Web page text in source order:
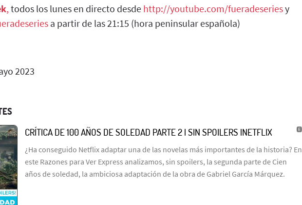
, todos los lunes en directo desde http://youtube.com/fueradeseriesy
a partir de las 21:15 (hora peninsular española)
2023
CRÍTICA DE 100 AÑOS DE SOLEDAD PARTE 2 | SIN SPOILERS |NETFLIX
¿Ha conseguido Netflix adaptar una de las novelas más importantes de la historia? En
este Razones para Ver Express analizamos, sin spoilers, la segunda parte de Cien
años de soledad, la ambiciosa adaptación de la obra de Gabriel García Márquez.